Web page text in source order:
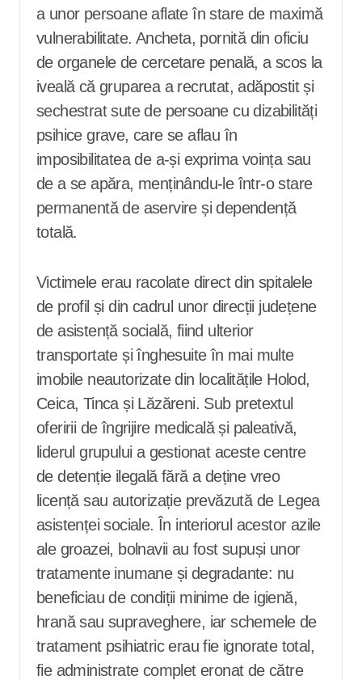
a unor persoane aflate în stare de maximă
vulnerabilitate. Ancheta, pornită din oficiu
de organele de cercetare penală, a scos la
iveală că gruparea a recrutat, adăpostit și
sechestrat sute de persoane cu dizabilități
psihice grave, care se aflau în
imposibilitatea de a-și exprima voința sau
de a se apăra, menținându-le într-o stare
permanentă de aservire și dependență
totală.
Victimele erau racolate direct din spitalele
de profil și din cadrul unor direcții județene
de asistență socială, fiind ulterior
transportate și înghesuite în mai multe
imobile neautorizate din localitățile Holod,
Ceica, Tinca și Lăzăreni. Sub pretextul
oferirii de îngrijire medicală și paleativă,
liderul grupului a gestionat aceste centre
de detenție ilegală fără a deține vreo
licență sau autorizație prevăzută de Legea
asistenței sociale. În interiorul acestor azile
ale groazei, bolnavii au fost supuși unor
tratamente inumane și degradante: nu
beneficiau de condiții minime de igienă,
hrană sau supraveghere, iar schemele de
tratament psihiatric erau fie ignorate total,
fie administrate complet eronat de către